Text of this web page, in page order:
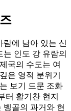
람에 남아 있는 신
인도 강 유람의
국의 수도는 여
은 영적 분위기
보기 드문 조화
터 활기찬 현지
골의 과거와 현